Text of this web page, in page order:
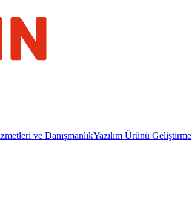
ve DanışmanlıkYazılım Ürünü Geliştirme